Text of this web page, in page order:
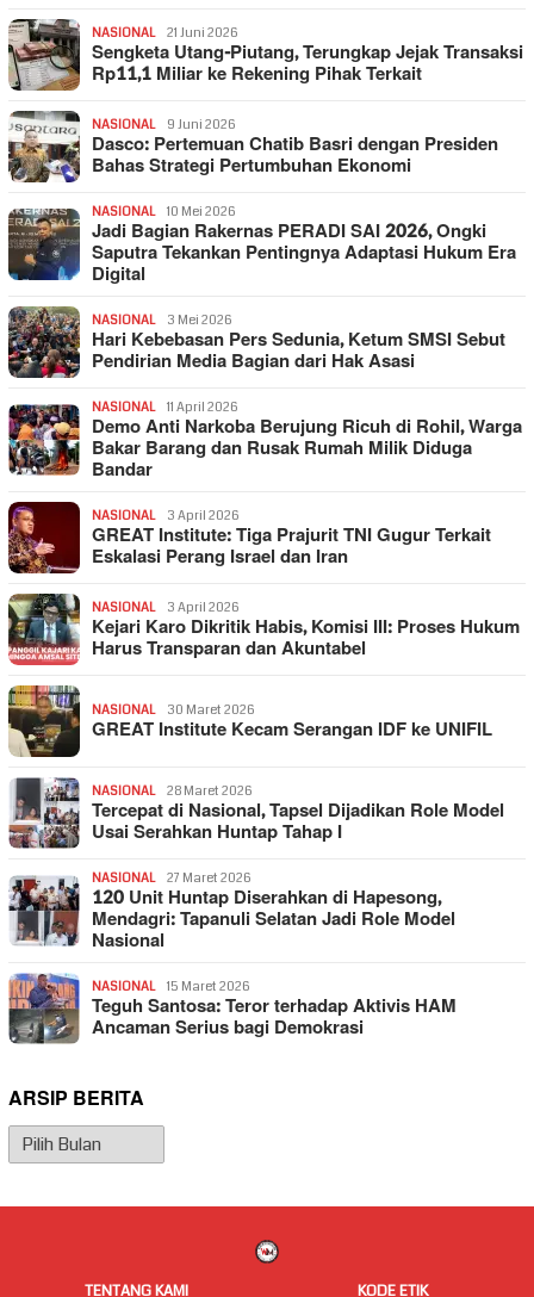
NASIONAL 21 Juni 2026
Sengketa Utang-Piutang, Terungkap Jejak Transaksi
Rp11,1 Miliar ke Rekening Pihak Terkait
NASIONAL 9 Juni 2026
Dasco: Pertemuan Chatib Basri dengan Presiden
Bahas Strategi Pertumbuhan Ekonomi
NASIONAL 10 Mei 2026
Jadi Bagian Rakernas PERADI SAI 2026, Ongki
Saputra Tekankan Pentingnya Adaptasi Hukum Era
Digital
NASIONAL 3 Mei 2026
Hari Kebebasan Pers Sedunia, Ketum SMSI Sebut
Pendirian Media Bagian dari Hak Asasi
NASIONAL 11 April 2026
Demo Anti Narkoba Berujung Ricuh di Rohil, Warga
Bakar Barang dan Rusak Rumah Milik Diduga
Bandar
NASIONAL 3 April 2026
GREAT Institute: Tiga Prajurit TNI Gugur Terkait
Eskalasi Perang Israel dan Iran
NASIONAL 3 April 2026
Kejari Karo Dikritik Habis, Komisi III: Proses Hukum
Harus Transparan dan Akuntabel
NASIONAL 30 Maret 2026
GREAT Institute Kecam Serangan IDF ke UNIFIL
NASIONAL 28 Maret 2026
Tercepat di Nasional, Tapsel Dijadikan Role Model
Usai Serahkan Huntap Tahap I
NASIONAL 27 Maret 2026
120 Unit Huntap Diserahkan di Hapesong,
Mendagri: Tapanuli Selatan Jadi Role Model
Nasional
NASIONAL 15 Maret 2026
Teguh Santosa: Teror terhadap Aktivis HAM
Ancaman Serius bagi Demokrasi
ARSIP BERITA
Arsip
Berita
TENTANG KAMI KODE ETIK